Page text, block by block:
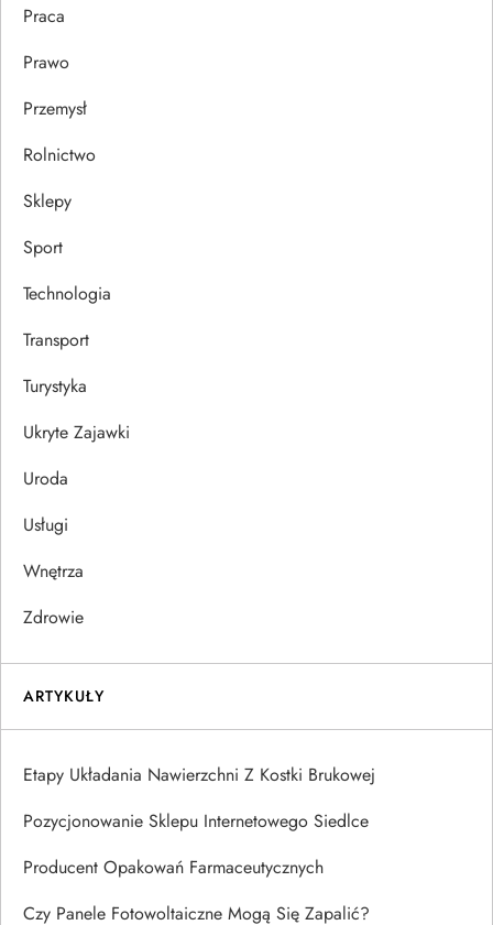
Praca
Prawo
Przemysł
Rolnictwo
Sklepy
Sport
Technologia
Transport
Turystyka
Ukryte Zajawki
Uroda
Usługi
Wnętrza
Zdrowie
ARTYKUŁY
Etapy Układania Nawierzchni Z Kostki Brukowej
Pozycjonowanie Sklepu Internetowego Siedlce
Producent Opakowań Farmaceutycznych
Czy Panele Fotowoltaiczne Mogą Się Zapalić?